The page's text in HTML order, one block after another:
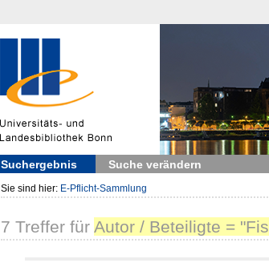
Suchergebnis Suche verändern
Sie sind hier: E-Pflicht-Sammlung
7 Treffer für Autor / Beteiligte =